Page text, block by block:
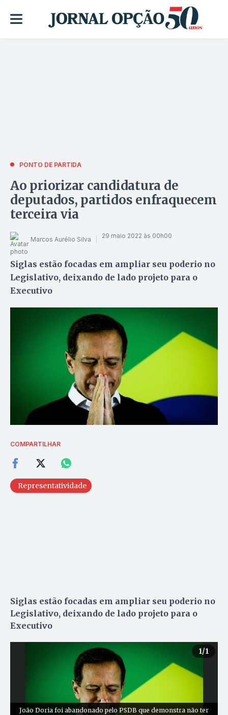
PONTO DE PARTIDA
Ao priorizar candidatura de
deputados, partidos enfraquecem
terceira via
Marcos Aurélio Silva 29 maio 2022 às 00h00
Siglas estão focadas em ampliar seu poderio no
Legislativo, deixando de lado projeto para o
Executivo
COMPARTILHAR
Representatividade
Siglas estão focadas em ampliar seu poderio no
Legislativo, deixando de lado projeto para o
Executivo
1/1
João Doria foi abandonado pelo PSDB que demonstra não ter